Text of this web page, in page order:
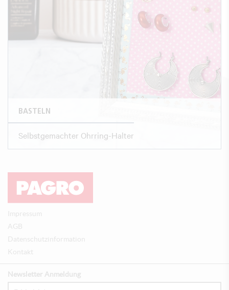
BASTELN
Selbstgemachter Ohrring-Halter
Impressum
AGB
Datenschutzinformation
Kontakt
Newsletter Anmeldung